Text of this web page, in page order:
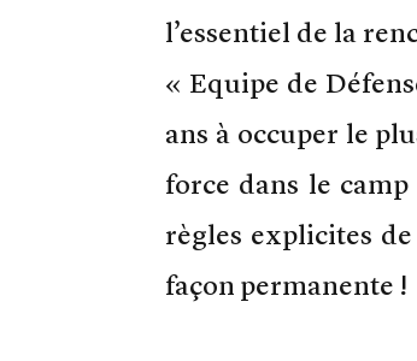
l’essentiel de la
« Equipe de
ans à occuper le
force dans le camp
règles explicites
façon permanente !